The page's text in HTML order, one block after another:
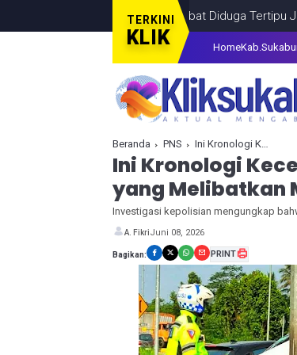
TERKINI
KLIK
Terlantar di Tarakan Akibat Diduga Tertipu Janji Palsu
Home
Beranda PNS Ini Kronologi Kecelakaan Maut di Exit Tol Parungkuda yang Melibatkan Mantan PNS Sukabumi
Ini Kronologi
yang Melibatkan
Investigasi kepolisian mengungkap
A. FikriJuni 08, 2026
Bagikan: PRINT